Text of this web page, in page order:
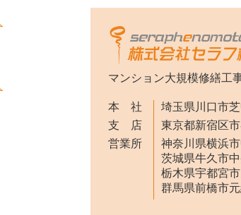
マンション大規模修繕工
本 社
埼玉県川口市
支 店
東京都新宿区
営業所
神奈川県横浜
茨城県牛久市中
栃木県宇都宮市
群馬県前橋市元